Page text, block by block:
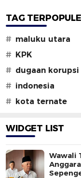
TAG
# maluku utara
# KPK
# dugaan korupsi
# indonesia
# kota ternate
WIDGET LIST
Wawali